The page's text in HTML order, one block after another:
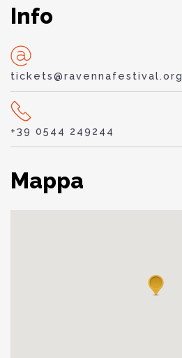
Info
tickets@ravennafestival.org
+39 0544 249244
Mappa